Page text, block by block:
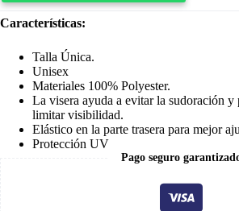
Características:
Talla Única.
Unisex
Materiales 100% Polyester.
La visera ayuda a evitar la sudoración y
limitar visibilidad.
Elástico en la parte trasera para mejor
Protección UV
Pago seguro